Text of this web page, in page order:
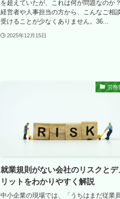
を超えていたが、これは何が問題なのか？
経営者や人事担当の方から、こんなご相
受けることが少なくありません。36...
2025年12月15日
労務
就業規則がない会社のリスクとデ
リットをわかりやすく解説
中小企業の現場では、「うちはまだ従業